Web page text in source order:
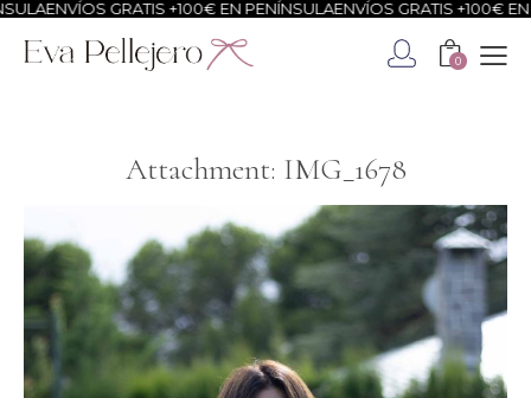
ENVÍOS GRATIS +100€ EN PENÍNSULAENVÍOS GRATIS +100€ EN
0
Attachment: IMG_1678